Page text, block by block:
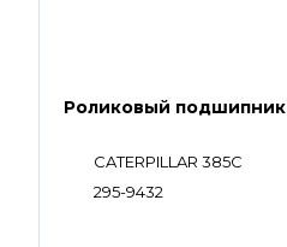
Роликовый подшипник
CATERPILLAR 385C
295-9432